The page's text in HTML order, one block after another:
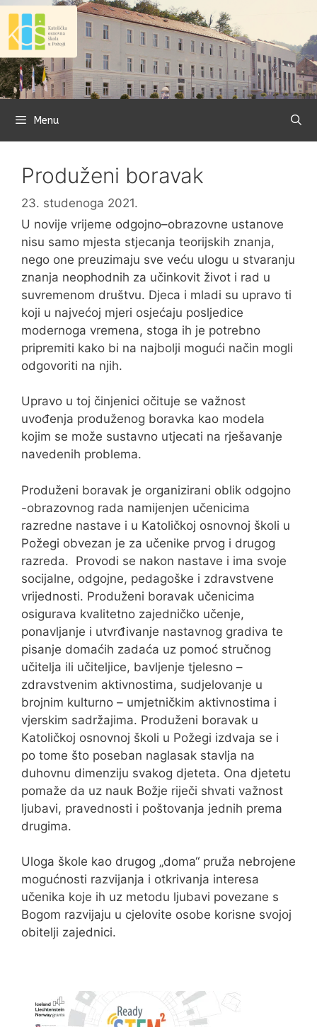
Preskoči
sadržaj
Menu
Produženi boravak
23. studenoga 2021.
U novije vrijeme odgojno–obrazovne ustanove
nisu samo mjesta stjecanja teorijskih znanja,
nego one preuzimaju sve veću ulogu u stvaranju
znanja neophodnih za učinkovit život i rad u
suvremenom društvu. Djeca i mladi su upravo ti
koji u najvećoj mjeri osjećaju posljedice
modernoga vremena, stoga ih je potrebno
pripremiti kako bi na najbolji mogući način mogli
odgovoriti na njih.
Upravo u toj činjenici očituje se važnost
uvođenja produženog boravka kao modela
kojim se može sustavno utjecati na rješavanje
navedenih problema.
Produženi boravak je organizirani oblik odgojno
-obrazovnog rada namijenjen učenicima
razredne nastave i u Katoličkoj osnovnoj školi u
Požegi obvezan je za učenike prvog i drugog
razreda. Provodi se nakon nastave i ima svoje
socijalne, odgojne, pedagoške i zdravstvene
vrijednosti. Produženi boravak učenicima
osigurava kvalitetno zajedničko učenje,
ponavljanje i utvrđivanje nastavnog gradiva te
pisanje domaćih zadaća uz pomoć stručnog
učitelja ili učiteljice, bavljenje tjelesno –
zdravstvenim aktivnostima, sudjelovanje u
brojnim kulturno – umjetničkim aktivnostima i
vjerskim sadržajima. Produženi boravak u
Katoličkoj osnovnoj školi u Požegi izdvaja se i
po tome što poseban naglasak stavlja na
duhovnu dimenziju svakog djeteta. Ona djetetu
pomaže da uz nauk Božje riječi shvati važnost
ljubavi, pravednosti i poštovanja jednih prema
drugima.
Uloga škole kao drugog „doma“ pruža nebrojene
mogućnosti razvijanja i otkrivanja interesa
učenika koje ih uz metodu ljubavi povezane s
Bogom razvijaju u cjelovite osobe korisne svojoj
obitelji zajednici.